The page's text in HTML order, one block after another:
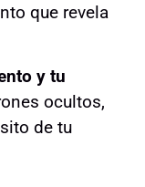
que revela
y tu
ocultos,
de tu